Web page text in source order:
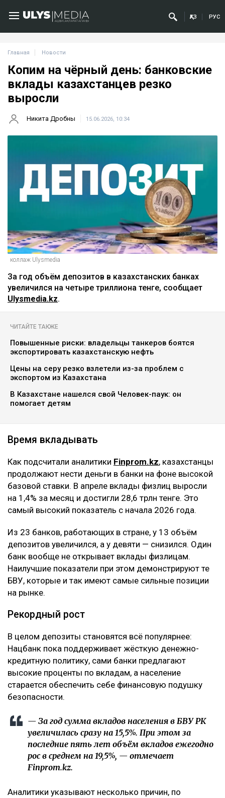
ҚАЗ РУС
Главная Новости
Копим на чёрный день: банковские
вклады казахстанцев резко
выросли
Никита Дробны 15.06.2026, 10:34
коллаж Ulysmedia
За год объём депозитов в казахстанских банках
увеличился на четыре триллиона тенге, сообщает
Ulysmedia.kz.
ЧИТАЙТЕ ТАКЖЕ
Повышенные риски: владельцы танкеров боятся
экспортировать казахстанскую нефть
Цены на серу резко взлетели из-за проблем с
экспортом из Казахстана
В Казахстане нашелся свой Человек-паук: он
помогает детям
Время вкладывать
Как подсчитали аналитики Finprom.kz, казахстанцы
продолжают нести деньги в банки на фоне высокой
базовой ставки. В апреле вклады физлиц выросли
на 1,4% за месяц и достигли 28,6 трлн тенге. Это
самый высокий показатель с начала 2026 года.
Из 23 банков, работающих в стране, у 13 объём
депозитов увеличился, а у девяти — снизился. Один
банк вообще не открывает вклады физлицам.
Наилучшие показатели при этом демонстрируют те
БВУ, которые и так имеют самые сильные позиции
на рынке.
Рекордный рост
В целом депозиты становятся всё популярнее:
Нацбанк пока поддерживает жёсткую денежно-
кредитную политику, сами банки предлагают
высокие проценты по вкладам, а население
старается обеспечить себе финансовую подушку
безопасности.
— За год сумма вкладов населения в БВУ РК
увеличилась сразу на 15,5%. При этом за
последние пять лет объём вкладов ежегодно
рос в среднем на 19,5%, — отмечает
Finprom.kz.
Аналитики указывают несколько причин, по